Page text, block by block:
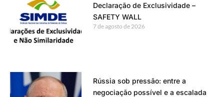
Declaração de Exclusividade –
SAFETY WALL
7 de agosto de 2026
Rússia sob pressão: entre a
negociação possível e a escalada